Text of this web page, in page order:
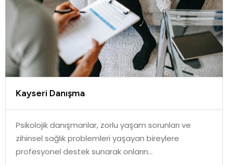
Kayseri Danışma
Psikolojik danışmanlar, zorlu yaşam sorunları ve
zihinsel sağlık problemleri yaşayan bireylere
profesyonel destek sunarak onların...